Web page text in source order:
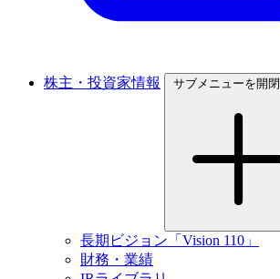
株主・投資家情報 サブメニューを開
長期ビジョン「Vision 110」
財務・業績